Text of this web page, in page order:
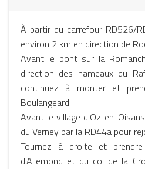
À partir du carrefour RD526/
environ 2 km en direction de
Avant le pont sur la
direction des hameaux du
continuez à monter et
Boulangeard.
Avant le village d'Oz-en-
du Verney par la RD44a pour
Tournez à droite et
d'Allemond et du col de la